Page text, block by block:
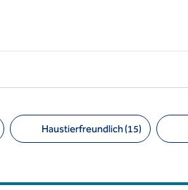
Haustierfreundlich (15)